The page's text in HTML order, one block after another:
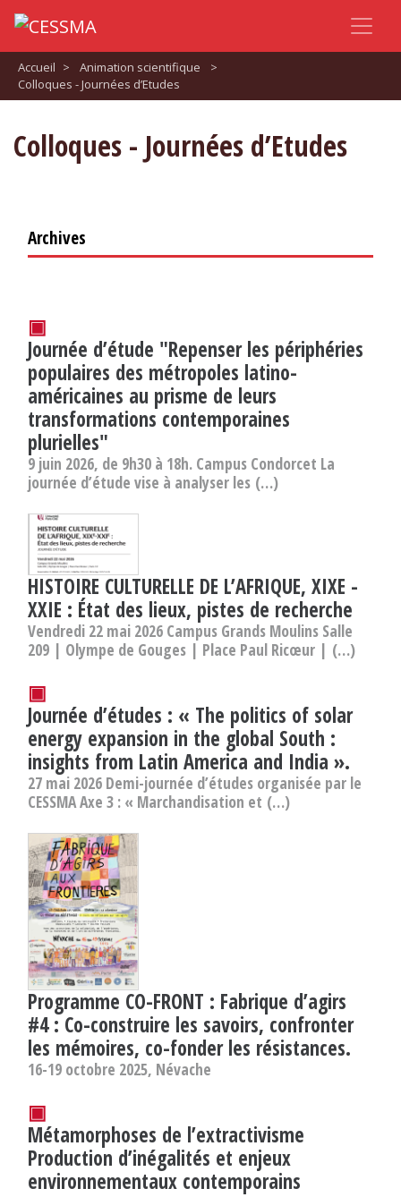
Accueil > Animation scientifique
>
Colloques - Journées d’Etudes
Colloques - Journées d’Etudes
Archives
▣
Journée d’étude "Repenser les périphéries
populaires des métropoles latino-
américaines au prisme de leurs
transformations contemporaines
plurielles"
9 juin 2026, de 9h30 à 18h. Campus Condorcet La
journée d’étude vise à analyser les (…)
HISTOIRE CULTURELLE DE L’AFRIQUE, XIXE -
XXIE : État des lieux, pistes de recherche
Vendredi 22 mai 2026 Campus Grands Moulins Salle
209 | Olympe de Gouges | Place Paul Ricœur | (…)
▣
Journée d’études : « The politics of solar
energy expansion in the global South :
insights from Latin America and India ».
27 mai 2026 Demi-journée d’études organisée par le
CESSMA Axe 3 : « Marchandisation et (…)
Programme CO-FRONT : Fabrique d’agirs
#4 : Co-construire les savoirs, confronter
les mémoires, co-fonder les résistances.
16-19 octobre 2025, Névache
▣
Métamorphoses de l’extractivisme
Production d’inégalités et enjeux
environnementaux contemporains